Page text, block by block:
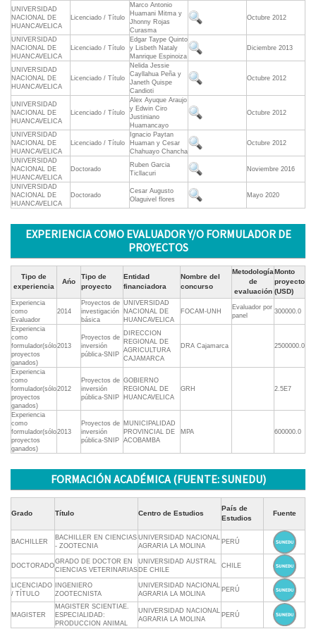
UNIVERSIDAD
NACIONAL DE
HUANCAVELICA
Licenciado / Título
Marco Antonio
Huamani Mitma y
Jhonny Rojas
Curasma
Octubre 2012
UNIVERSIDAD
NACIONAL DE
HUANCAVELICA
Licenciado / Título
Edgar Taype Quinto
y Lisbeth Nataly
Manrique Espinoiza
Diciembre 2013
UNIVERSIDAD
NACIONAL DE
HUANCAVELICA
Licenciado / Título
Nelida Jessie
Cayllahua Peña y
Janeth Quispe
Candioti
Octubre 2012
UNIVERSIDAD
NACIONAL DE
HUANCAVELICA
Licenciado / Título
Alex Ayuque Araujo
y Edwin Ciro
Justiniano
Huamancayo
Octubre 2012
UNIVERSIDAD
NACIONAL DE
HUANCAVELICA
Licenciado / Título
Ignacio Paytan
Huaman y Cesar
Chahuayo Chancha
Octubre 2012
UNIVERSIDAD
NACIONAL DE
HUANCAVELICA
Doctorado
Ruben Garcia
Ticllacuri
Noviembre 2016
UNIVERSIDAD
NACIONAL DE
HUANCAVELICA
Doctorado
Cesar Augusto
Olaguivel flores
Mayo 2020
EXPERIENCIA COMO EVALUADOR Y/O FORMULADOR DE
PROYECTOS
Tipo de
experiencia
Ańo
Tipo de
proyecto
Entidad
financiadora
Nombre del
concurso
Metodología
de
evaluación
Monto
proyecto
(USD)
Experiencia
como
Evaluador
2014
Proyectos de
investigación
básica
UNIVERSIDAD
NACIONAL DE
HUANCAVELICA
FOCAM-UNH
Evaluador por
panel
300000.0
Experiencia
como
formulador(sólo
proyectos
ganados)
2013
Proyectos de
inversión
pública-SNIP
DIRECCION
REGIONAL DE
AGRICULTURA
CAJAMARCA
DRA Cajamarca 2500000.0
Experiencia
como
formulador(sólo
proyectos
ganados)
2012
Proyectos de
inversión
pública-SNIP
GOBIERNO
REGIONAL DE
HUANCAVELICA
GRH 2.5E7
Experiencia
como
formulador(sólo
proyectos
ganados)
2013
Proyectos de
inversión
pública-SNIP
MUNICIPALIDAD
PROVINCIAL DE
ACOBAMBA
MPA 600000.0
FORMACIÓN ACADÉMICA (FUENTE: SUNEDU)
Grado Título Centro de Estudios
País de
Estudios
Fuente
BACHILLER
BACHILLER EN CIENCIAS
- ZOOTECNIA
UNIVERSIDAD NACIONAL
AGRARIA LA MOLINA
PERÚ
DOCTORADO
GRADO DE DOCTOR EN
CIENCIAS VETERINARIAS
UNIVERSIDAD AUSTRAL
DE CHILE
CHILE
LICENCIADO
/ TÍTULO
INGENIERO
ZOOTECNISTA
UNIVERSIDAD NACIONAL
AGRARIA LA MOLINA
PERÚ
MAGISTER
MAGISTER SCIENTIAE.
ESPECIALIDAD:
PRODUCCION ANIMAL
UNIVERSIDAD NACIONAL
AGRARIA LA MOLINA
PERÚ